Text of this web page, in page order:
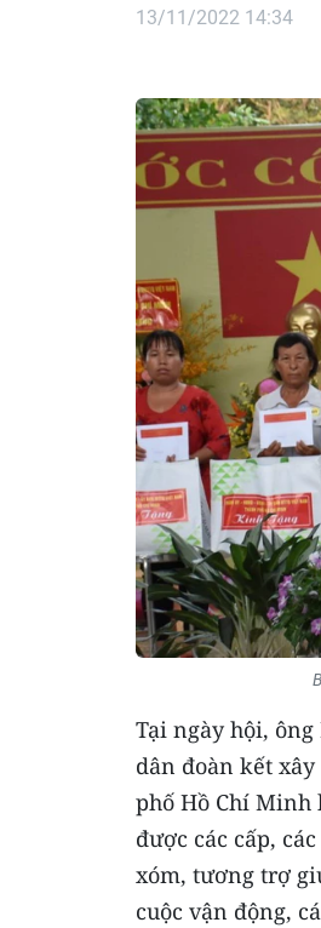
13/11/2022 14:34
Tại ngày hội,
dân đoàn kết
phố Hồ Chí Minh
được các cấp,
xóm, tương trợ
cuộc vận động,